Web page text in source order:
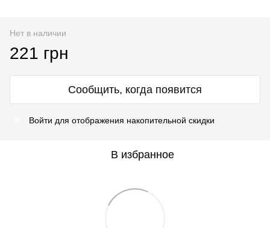
Нет в наличии
221 грн
Сообщить, когда появится
Войти для отображения накопительной скидки
В избранное